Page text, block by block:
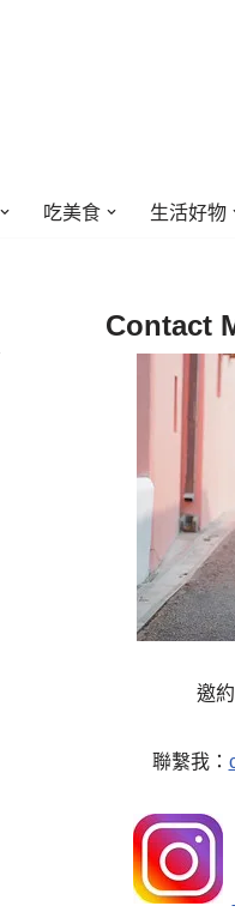
吃美食 生活好物
Contact
邀
聯繫我：